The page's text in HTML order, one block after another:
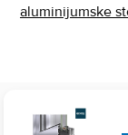
aluminijumske